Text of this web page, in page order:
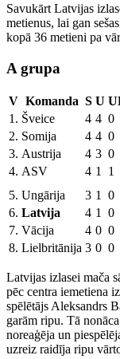
Savukārt Latvijas
metienus, lai gan
kopā 36 metieni pa
A grupa
V Komanda S U
1. Šveice 4 4 0
2. Somija 4 4 0
3. Austrija 4 3 0
4. ASV 4 1 1
5. Ungārija 3 1 0
6. Latvija 4 1 0
7. Vācija 4 0 0
8. Lielbritānija 3 0 0
Latvijas izlasei mača
pēc centra iemetiena
spēlētājs Aleksandrs
garām ripu. Tā
noreaģēja un
uzreiz raidīja ripu